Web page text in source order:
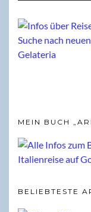
MEIN BUCH
BELIEBTESTE